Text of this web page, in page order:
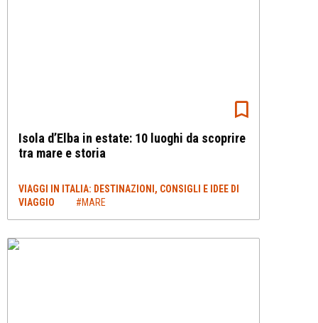
Isola d’Elba in estate: 10 luoghi da scoprire
tra mare e storia
VIAGGI IN ITALIA: DESTINAZIONI, CONSIGLI E IDEE DI
VIAGGIO
#MARE